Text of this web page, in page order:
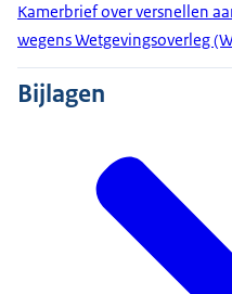
Kamerbrief over versnellen
wegens Wetgevingsoverleg
Bijlagen